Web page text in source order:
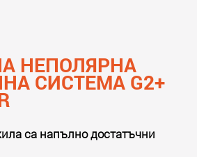
НЕПОЛЯРНА
СИСТЕМА G2+
са напълно достатъчни